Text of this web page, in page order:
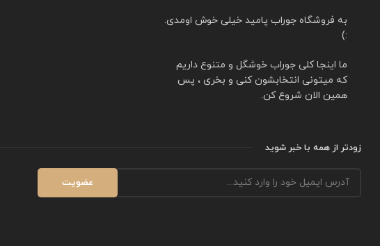
به فروشگاه جوراب پامید خیلی خوش اومدی.
:)
ما اینجا کلی جوراب خوشگل و متنوع داریم
که میتونی انتخابشون کنی و بخری ، پس
همین الان شروع کن.
زودتر از همه با خبر شوید